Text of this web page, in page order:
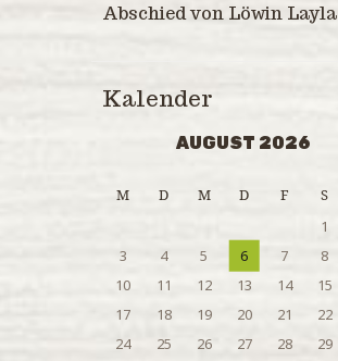
Abschied von Löwin Layla
Kalender
AUGUST 2026
M D M D F S
1
3
4 5 6 7 8
10
11 12 13 14 15
17
18 19 20 21 22
24
25 26 27 28 29